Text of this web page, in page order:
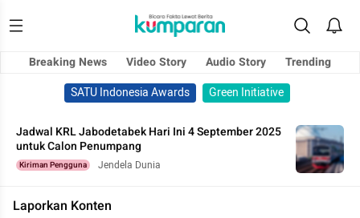
Breaking News Video Story Audio Story
Trending
SATU Indonesia Awards
Green Initiative
Jadwal KRL Jabodetabek Hari Ini 4 September 2025
untuk Calon Penumpang
Kiriman Pengguna Jendela Dunia
Laporkan Konten